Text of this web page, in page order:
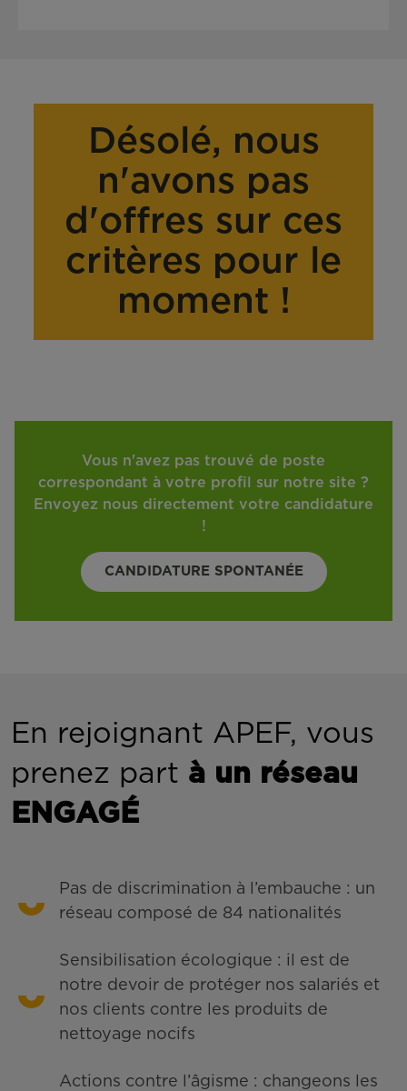
Désolé, nous
n'avons pas
d'offres sur ces
critères pour le
moment !
Vous n'avez pas trouvé de poste
correspondant à votre profil sur notre site ?
Envoyez nous directement votre candidature
!
CANDIDATURE SPONTANÉE
En rejoignant APEF, vous
prenez part à un réseau
ENGAGÉ
Pas de discrimination à l’embauche : un
réseau composé de 84 nationalités
Sensibilisation écologique : il est de
notre devoir de protéger nos salariés et
nos clients contre les produits de
nettoyage nocifs
Actions contre l’âgisme : changeons les